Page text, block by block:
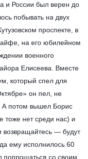
и России был верен до
побывать на двух
проспекте, в
на его юбилейном
военного
Елисеева. Вместе
который спел для
он пел, не
А потом вышел Борис
тоже нет среди нас) и
возвращайтесь — будут
ему исполнилось 60
со своим